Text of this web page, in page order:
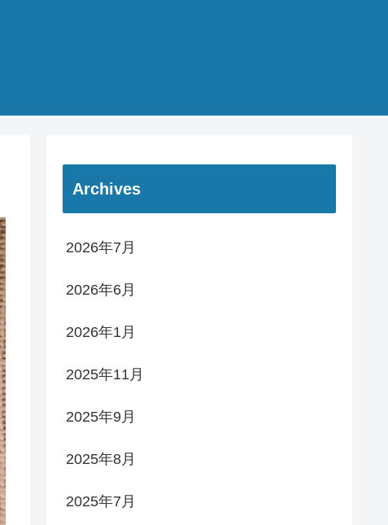
Archives
2026年7月
2026年6月
2026年1月
2025年11月
2025年9月
2025年8月
2025年7月